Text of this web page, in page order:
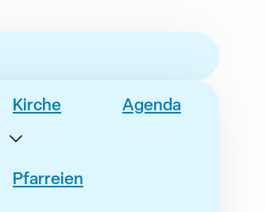
Kirche
Pfarreien
Agenda